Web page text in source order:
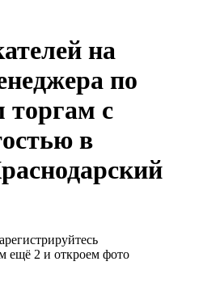
на
по
торгам с
в
ещё 2 и откроем фото